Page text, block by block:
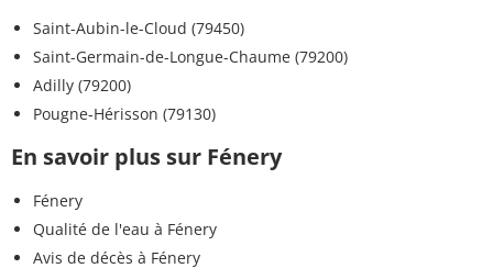
Saint-Aubin-le-Cloud (79450)
Saint-Germain-de-Longue-Chaume (79200)
Adilly (79200)
Pougne-Hérisson (79130)
En savoir plus sur Fénery
Fénery
Qualité de l'eau à Fénery
Avis de décès à Fénery